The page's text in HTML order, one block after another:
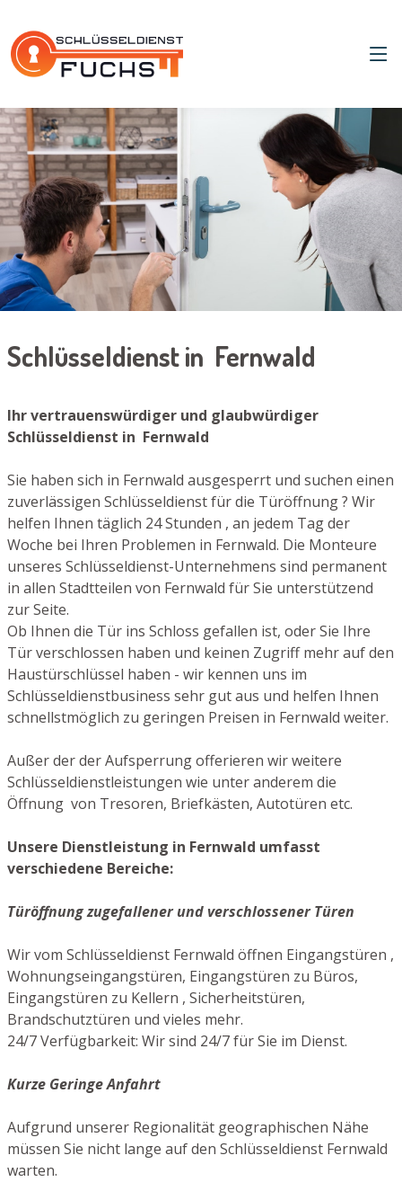
Schlüsseldienst in Fernwald
Ihr vertrauenswürdiger und glaubwürdiger
Schlüsseldienst in Fernwald
Sie haben sich in Fernwald ausgesperrt und suchen einen
zuverlässigen Schlüsseldienst für die Türöffnung ? Wir
helfen Ihnen täglich 24 Stunden , an jedem Tag der
Woche bei Ihren Problemen in Fernwald. Die Monteure
unseres Schlüsseldienst-Unternehmens sind permanent
in allen Stadtteilen von Fernwald für Sie unterstützend
zur Seite.
Ob Ihnen die Tür ins Schloss gefallen ist, oder Sie Ihre
Tür verschlossen haben und keinen Zugriff mehr auf den
Haustürschlüssel haben - wir kennen uns im
Schlüsseldienstbusiness sehr gut aus und helfen Ihnen
schnellstmöglich zu geringen Preisen in Fernwald weiter.
Außer der der Aufsperrung offerieren wir weitere
Schlüsseldienstleistungen wie unter anderem die
Öffnung von Tresoren, Briefkästen, Autotüren etc.
Unsere Dienstleistung in Fernwald umfasst
verschiedene Bereiche:
Türöffnung zugefallener und verschlossener Türen
Wir vom Schlüsseldienst Fernwald öffnen Eingangstüren ,
Wohnungseingangstüren, Eingangstüren zu Büros,
Eingangstüren zu Kellern , Sicherheitstüren,
Brandschutztüren und vieles mehr.
24/7 Verfügbarkeit: Wir sind 24/7 für Sie im Dienst.
Kurze Geringe Anfahrt
Aufgrund unserer Regionalität geographischen Nähe
müssen Sie nicht lange auf den Schlüsseldienst Fernwald
warten.